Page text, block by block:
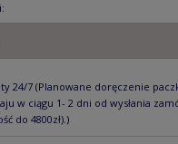
24/7 (Planowane doręczenie
w ciągu 1- 2 dni od wysłania
do 4800zł).)